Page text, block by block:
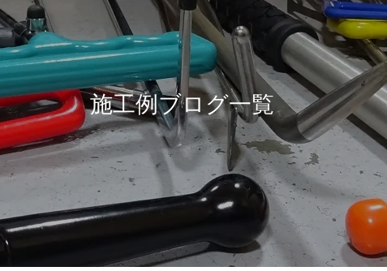
施工例ブログ一覧